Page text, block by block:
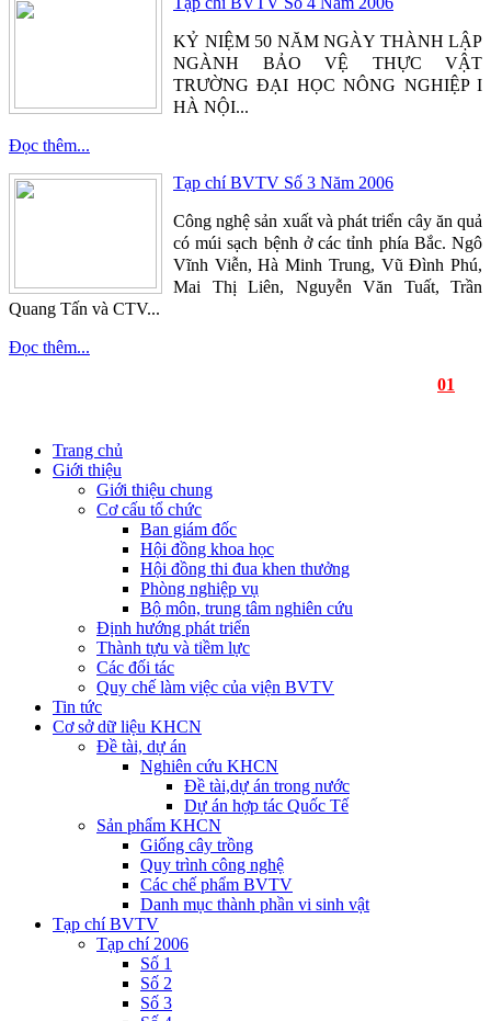
KỶ NIỆM 50 NĂM NGÀY THÀNH LẬP
NGÀNH BẢO VỆ THỰC VẬT
TRƯỜNG ĐẠI HỌC NÔNG NGHIỆP I
HÀ NỘI...
Đọc thêm...
Tạp chí BVTV Số 3 Năm 2006
Công nghệ sản xuất và phát triển cây ăn quả
có múi sạch bệnh ở các tỉnh phía Bắc. Ngô
Vĩnh Viễn, Hà Minh Trung, Vũ Đình Phú,
Mai Thị Liên, Nguyễn Văn Tuất, Trần
Quang Tấn và CTV...
Đọc thêm...
01
Trang chủ
Giới thiệu
Giới thiệu chung
Cơ cấu tổ chức
Ban giám đốc
Hội đồng khoa học
Hội đồng thi đua khen thưởng
Phòng nghiệp vụ
Bộ môn, trung tâm nghiên cứu
Định hướng phát triển
Thành tựu và tiềm lực
Các đối tác
Quy chế làm việc của viện BVTV
Tin tức
Cơ sở dữ liệu KHCN
Đề tài, dự án
Nghiên cứu KHCN
Đề tài,dự án trong nước
Dự án hợp tác Quốc Tế
Sản phẩm KHCN
Giống cây trồng
Quy trình công nghệ
Các chế phẩm BVTV
Danh mục thành phần vi sinh vật
Tạp chí BVTV
Tạp chí 2006
Số 1
Số 2
Số 3